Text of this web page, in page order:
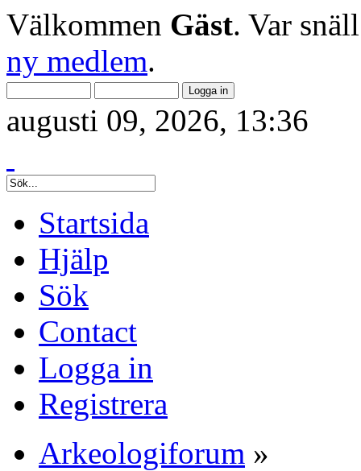
Välkommen Gäst. Var
ny medlem.
augusti 09, 2026, 13:36
Startsida
Hjälp
Sök
Contact
Logga in
Registrera
Arkeologiforum »